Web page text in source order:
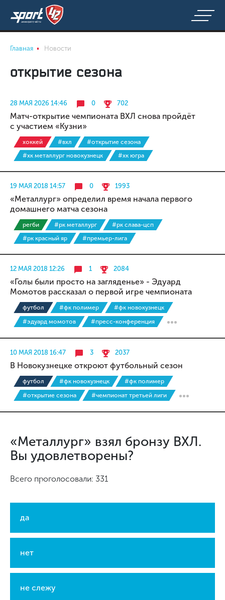
Главная Новости
открытие сезона
28 МАЯ 2026 14:46 0 702
Матч-открытие чемпионата ВХЛ снова пройдёт
с участием «Кузни»
хоккей #вхл
#открытие сезона
#хк металлург новокузнецк
#хк югра
19 МАЯ 2018 14:57 0 1993
«Металлург» определил время начала первого
домашнего матча сезона
регби #рк металлург
#рк слава-цсп
#рк красный яр
#премьер-лига
12 МАЯ 2018 12:26 1 2084
«Голы были просто на загляденье» - Эдуард
Момотов рассказал о первой игре чемпионата
футбол #фк полимер
#фк новокузнецк
#эдуард момотов
#пресс-конференция
10 МАЯ 2018 16:47 3 2037
В Новокузнецке откроют футбольный сезон
футбол #фк новокузнецк
#фк полимер
#открытие сезона
#чемпионат третьей лиги
«Металлург» взял бронзу ВХЛ.
Вы удовлетворены?
Всего проголосовали: 331
да
нет
не слежу